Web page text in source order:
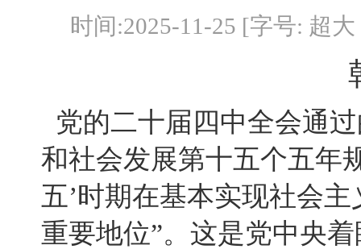
时间:2025-11-25 [字号: 超大
党的二十届四中全会通
和社会发展第十五个五年
五’时期在基本实现社会
重要地位”。这是党中央